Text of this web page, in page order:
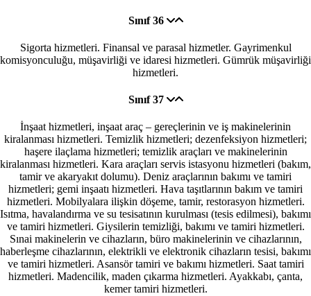
Sınıf 36
Sigorta hizmetleri. Finansal ve parasal hizmetler. Gayrimenkul
komisyonculuğu, müşavirliği ve idaresi hizmetleri. Gümrük müşavirliği
hizmetleri.
Sınıf 37
İnşaat hizmetleri, inşaat araç – gereçlerinin ve iş makinelerinin
kiralanması hizmetleri. Temizlik hizmetleri; dezenfeksiyon hizmetleri;
haşere ilaçlama hizmetleri; temizlik araçları ve makinelerinin
kiralanması hizmetleri. Kara araçları servis istasyonu hizmetleri (bakım,
tamir ve akaryakıt dolumu). Deniz araçlarının bakımı ve tamiri
hizmetleri; gemi inşaatı hizmetleri. Hava taşıtlarının bakım ve tamiri
hizmetleri. Mobilyalara ilişkin döşeme, tamir, restorasyon hizmetleri.
Isıtma, havalandırma ve su tesisatının kurulması (tesis edilmesi), bakımı
ve tamiri hizmetleri. Giysilerin temizliği, bakımı ve tamiri hizmetleri.
Sınai makinelerin ve cihazların, büro makinelerinin ve cihazlarının,
haberleşme cihazlarının, elektrikli ve elektronik cihazların tesisi, bakımı
ve tamiri hizmetleri. Asansör tamiri ve bakımı hizmetleri. Saat tamiri
hizmetleri. Madencilik, maden çıkarma hizmetleri. Ayakkabı, çanta,
kemer tamiri hizmetleri.